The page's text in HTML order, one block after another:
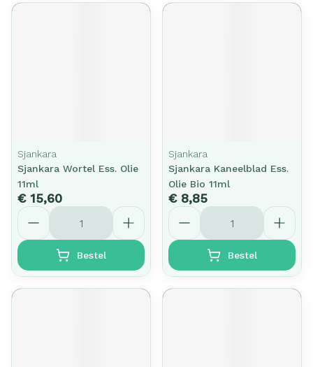
Sjankara
Sjankara Wortel Ess. Olie
11ml
€ 15,60
Aantal
Bestel
Sjankara
Sjankara Kaneelblad Ess.
Olie Bio 11ml
€ 8,85
Aantal
Bestel